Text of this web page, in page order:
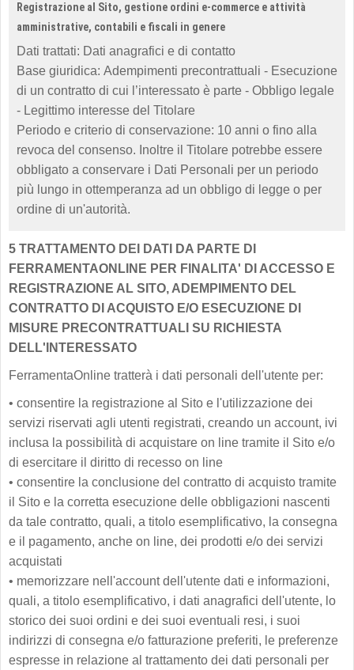
Registrazione al Sito, gestione ordini e-commerce e attività
amministrative, contabili e fiscali in genere
Dati trattati: Dati anagrafici e di contatto
Base giuridica: Adempimenti precontrattuali - Esecuzione
di un contratto di cui l’interessato è parte - Obbligo legale
- Legittimo interesse del Titolare
Periodo e criterio di conservazione: 10 anni o fino alla
revoca del consenso. Inoltre il Titolare potrebbe essere
obbligato a conservare i Dati Personali per un periodo
più lungo in ottemperanza ad un obbligo di legge o per
ordine di un'autorità.
5 TRATTAMENTO DEI DATI DA PARTE DI
FERRAMENTAONLINE PER FINALITA' DI ACCESSO E
REGISTRAZIONE AL SITO, ADEMPIMENTO DEL
CONTRATTO DI ACQUISTO E/O ESECUZIONE DI
MISURE PRECONTRATTUALI SU RICHIESTA
DELL'INTERESSATO
FerramentaOnline tratterà i dati personali dell'utente per:
• consentire la registrazione al Sito e l'utilizzazione dei
servizi riservati agli utenti registrati, creando un account, ivi
inclusa la possibilità di acquistare on line tramite il Sito e/o
di esercitare il diritto di recesso on line
• consentire la conclusione del contratto di acquisto tramite
il Sito e la corretta esecuzione delle obbligazioni nascenti
da tale contratto, quali, a titolo esemplificativo, la consegna
e il pagamento, anche on line, dei prodotti e/o dei servizi
acquistati
• memorizzare nell'account dell'utente dati e informazioni,
quali, a titolo esemplificativo, i dati anagrafici dell'utente, lo
storico dei suoi ordini e dei suoi eventuali resi, i suoi
indirizzi di consegna e/o fatturazione preferiti, le preferenze
espresse in relazione al trattamento dei dati personali per